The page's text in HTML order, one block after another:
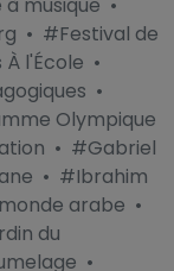
• #Festival de
l'École •
•
Olympique
• #Gabriel
• #Ibrahim
arabe •
du
•